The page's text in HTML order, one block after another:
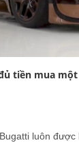
tiền mua
luôn